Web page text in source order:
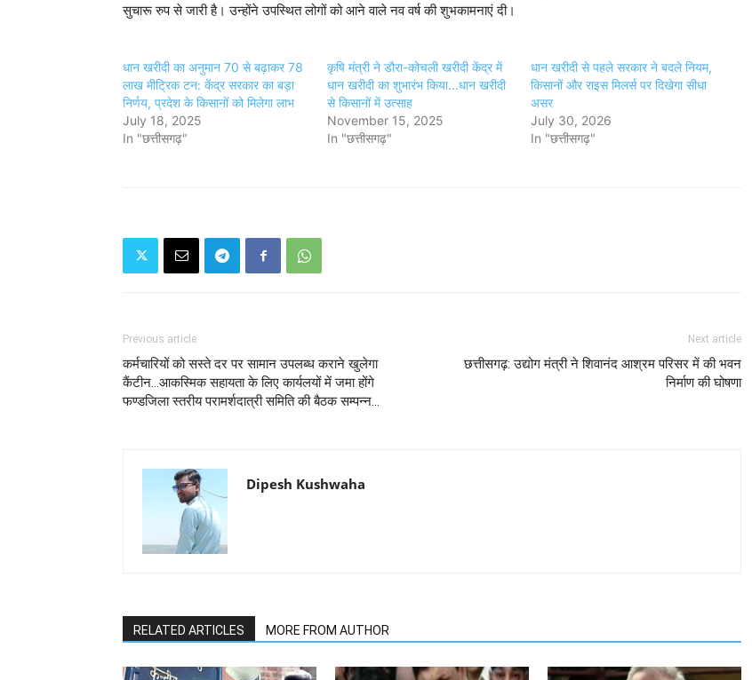
सुचारू रुप से जारी है। उन्होंने उपस्थित लोगों को आने वाले नव वर्ष की शुभकामनाएं दी।
धान खरीदी का अनुमान 70 से बढ़ाकर 78
लाख मीट्रिक टन: केंद्र सरकार का बड़ा
निर्णय, प्रदेश के किसानों को मिलेगा लाभ
July 18, 2025
In "छत्तीसगढ़"
कृषि मंत्री ने डौरा-कोचली खरीदी केंद्र में
धान खरीदी का शुभारंभ किया...धान खरीदी
से किसानों में उत्साह
November 15, 2025
In "छत्तीसगढ़"
धान खरीदी से पहले सरकार ने बदले नियम,
किसानों और राइस मिलर्स पर दिखेगा सीधा
असर
July 30, 2026
In "छत्तीसगढ़"
Previous article
कर्मचारियों को सस्ते दर पर सामान उपलब्ध कराने खुलेगा
कैंटीन...आकस्मिक सहायता के लिए कार्यलयों में जमा होंगे
फण्डजिला स्तरीय परामर्शदात्री समिति की बैठक सम्पन्न...
Next article
छत्तीसगढ़: उद्योग मंत्री ने शिवानंद आश्रम परिसर में की भवन
निर्माण की घोषणा
Dipesh Kushwaha
RELATED ARTICLES MORE FROM AUTHOR